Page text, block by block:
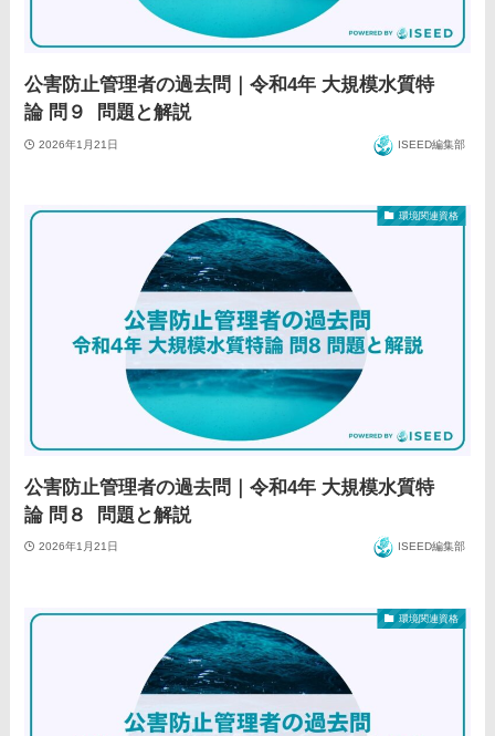
公害防止管理者の過去問｜令和4年 大規模水質特
論 問９ 問題と解説
2026年1月21日 ISEED編集部
環境関連資格
公害防止管理者の過去問｜令和4年 大規模水質特
論 問８ 問題と解説
2026年1月21日 ISEED編集部
環境関連資格